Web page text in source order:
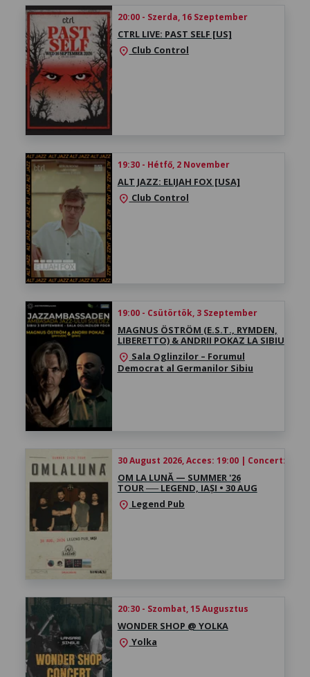
20:00 - Szerda, 16 Szeptember
CTRL LIVE: PAST SELF [US]
location_on Club Control
19:30 - Hétfő, 2 November
ALT JAZZ: ELIJAH FOX [USA]
location_on Club Control
19:00 - Csütörtök, 3 Szeptember
MAGNUS ÖSTRÖM (E.S.T., RYMDEN,
LIBERETTO) & ANDRII POKAZ LA SIBIU
location_on Sala Oglinzilor – Forumul
Democrat al Germanilor Sibiu
30 August 2026, Acces: 19:00 | Concert: 20:30
OM LA LUNĂ — ​SUMMER '26
TOUR ── LEGEND, IAȘI ​• 30 AUG
location_on Legend Pub
20:30 - Szombat, 15 Augusztus
WONDER SHOP @ YOLKA
location_onYolka